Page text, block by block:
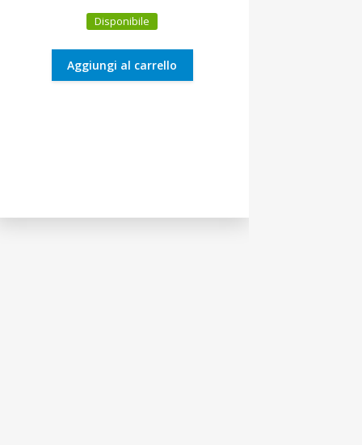
originale
7,00€.
attuale
6,65€.
Disponibile
Aggiungi al carrello